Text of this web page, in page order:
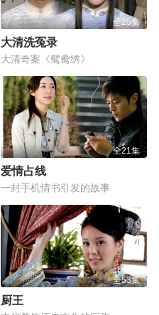
全25集
大清洗冤录
大清奇案《鸳鸯绣》
全21集
爱情占线
一封手机情书引发的故事
全53集
厨王